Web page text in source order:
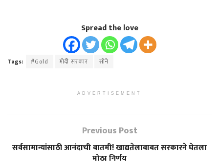
Spread the love
Tags: #Gold मोदी सरकार सोने
ADVERTISEMENT
Previous Post
सर्वसामान्यांसाठी आनंदाची बातमी! खाद्यतेलाबाबत सरकारने घेतला
मोठा निर्णय